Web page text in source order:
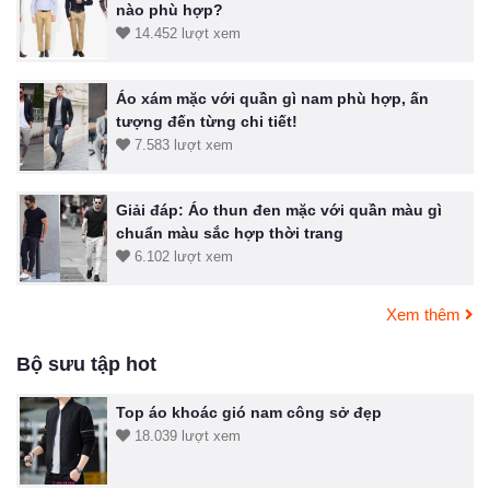
nào phù hợp?
14.452 lượt xem
Áo xám mặc với quần gì nam phù hợp, ấn
tượng đến từng chi tiết!
7.583 lượt xem
Giải đáp: Áo thun đen mặc với quần màu gì
chuẩn màu sắc hợp thời trang
6.102 lượt xem
Xem thêm
Bộ sưu tập hot
Top áo khoác gió nam công sở đẹp
18.039 lượt xem